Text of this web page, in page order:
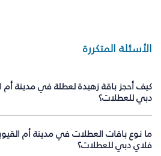
الأسئلة المتكررة
كيف أحجز باقة زهيدة لعطلة في مدينة أم
دبي للعطلات؟
ما نوع باقات العطلات في مدينة أم
فلاي دبي للعطلات؟